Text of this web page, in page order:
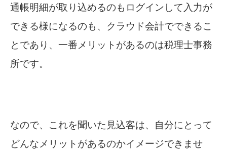
通帳明細が取り込めるのもログインして入力が
できる様になるのも、クラウド会計でできるこ
とであり、一番メリットがあるのは税理士事務
所です。
なので、これを聞いた見込客は、自分にとって
どんなメリットがあるのかイメージできませ